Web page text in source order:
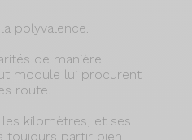
polyvalence.
de manière
module lui procurent
route.
kilomètres, et ses
toujours partir bien